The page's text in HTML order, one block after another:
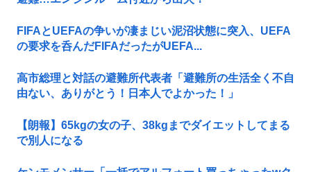
FIFAとUEFAの争いが凄まじい泥沼状態に突入、UEFA
の要求を呑んだFIFAだったがUEFA...
高市総理と対話の避難所代表者「避難所の生活全く不自
由ない、ありがとう！日本人でよかった！」
【朗報】65kgの女の子、38kgまでダイエットしてまる
で別人になる